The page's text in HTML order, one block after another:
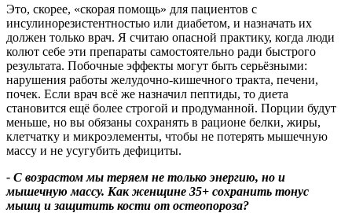
Это, скорее, «скорая помощь» для пациентов с
инсулинорезистентностью или диабетом, и назначать их
должен только врач. Я считаю опасной практику, когда люди
колют себе эти препараты самостоятельно ради быстрого
результата. Побочные эффекты могут быть серьёзными:
нарушения работы желудочно-кишечного тракта, печени,
почек. Если врач всё же назначил пептиды, то диета
становится ещё более строгой и продуманной. Порции будут
меньше, но вы обязаны сохранять в рационе белки, жиры,
клетчатку и микроэлементы, чтобы не потерять мышечную
массу и не усугубить дефициты.
- С возрастом мы теряем не только энергию, но и
мышечную массу. Как женщине 35+ сохранить тонус
мышц и защитить кости от остеопороза?